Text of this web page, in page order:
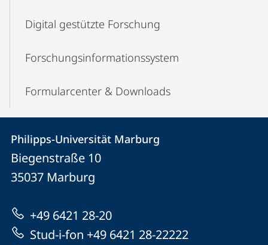
Digital gestützte Forschung
Forschungsinfor­mationssystem
Formularcenter & Downloads
Kontakt
und
Informationen
zur
Website
Kontaktinformationen
Philipps-
Universität
Philipps-Universität Marburg
Biegenstraße 10
35037 Marburg
+49 6421 28-20
Stud-i-fon +49 6421 28-22222